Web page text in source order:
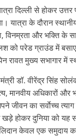
दिल्ली से होकर
यात्रा के दौरान
विनम्रता और भक्ति
परेड ग्राउंड में बसाए
रावत मुख्य सभागार में
डॉ. वीरेंद्र सिंह
मानवीय अधिकारों और
जीवन का सर्वाेच्च
होकर दुनिया को यह
केवल एक समुदाय